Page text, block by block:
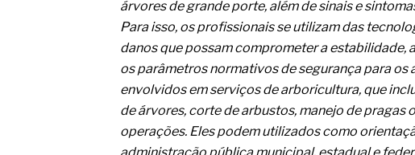
melhora o metabolismo
O desenvolvimento de indicadores nas
governança das organizações
O desenho industrial ganha espaço
competitiva nas empresas
cimentícios com fibra de vidro
A próxima vantagem competitiva não
árvores de grande porte, além de sinais e
Para isso, os profissionais se utilizam das
danos que possam comprometer a estabilidade,
os parâmetros normativos de segurança para
envolvidos em serviços de arboricultura, que
de árvores, corte de arbustos, manejo de pragas
operações. Eles podem utilizados como